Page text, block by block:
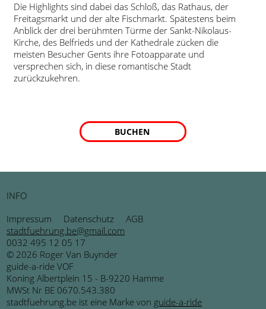
Die Highlights sind dabei das Schloß, das Rathaus, der
Freitagsmarkt und der alte Fischmarkt. Spätestens beim
Anblick der drei berühmten Türme der Sankt-Nikolaus-
Kirche, des Belfrieds und der Kathedrale zücken die
meisten Besucher Gents ihre Fotoapparate und
versprechen sich, in diese romantische Stadt
zurückzukehren.
BUCHEN
INFO
Impressum
Datenschutz
AGB
stadtfuehrung.be@gmail.com
0032 495 12 05 17
© 2026 Roger Van Buynder
guide-a-ride VOF
Koning Albertplein 15 - B-9220 Hamme
MWSt Nr BE 0670.543.380
stadtfuehrung.be ist eine Marke von guide-a-ride